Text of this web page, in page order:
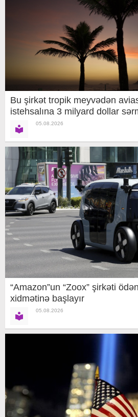
Bu şirkət tropik meyvədən
istehsalına 3 milyard dollar
05.08.2026
“Amazon”un “Zoox” şirkəti
xidmətinə başlayır
05.08.2026